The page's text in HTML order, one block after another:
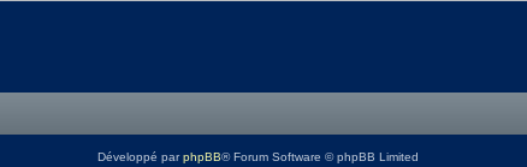
Développé parphpBB® Forum Software © phpBB Limited